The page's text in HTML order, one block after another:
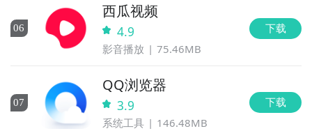
06
西瓜视频
4.9
影音播放 75.46MB
下载
07
QQ浏览器
3.9
系统工具 146.48MB
下载